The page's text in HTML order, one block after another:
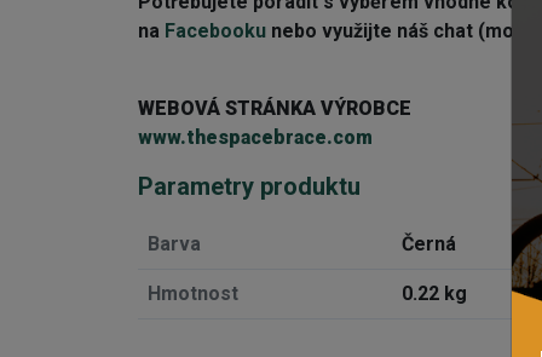
na Facebooku nebo využijte náš chat
WEBOVÁ STRÁNKA VÝROBCE
www.thespacebrace.com
Parametry produktu
Barva Černá
Hmotnost 0.22 kg